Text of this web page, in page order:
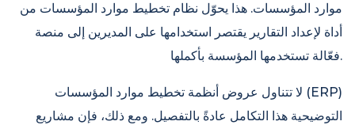
موارد المؤسسات. هذا يحوّل نظام تخطيط موارد المؤسسات من
أداة لإعداد التقارير يقتصر استخدامها على المديرين إلى منصة
فعّالة تستخدمها المؤسسة بأكملها.
لا تتناول عروض أنظمة تخطيط موارد المؤسسات (ERP)
التوضيحية هذا التكامل عادةً بالتفصيل. ومع ذلك، فإن مشاريع